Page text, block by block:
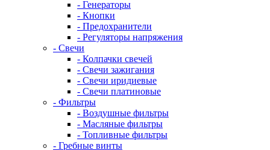
- Генераторы
- Кнопки
- Предохранители
- Регуляторы напряжения
- Свечи
- Колпачки свечей
- Свечи зажигания
- Свечи иридиевые
- Свечи платиновые
- Фильтры
- Воздушные фильтры
- Масляные фильтры
- Топливные фильтры
- Гребные винты